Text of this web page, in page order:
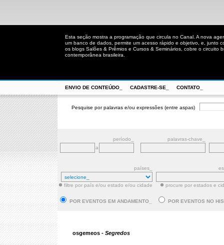
Esta seção mostra a programação que circula no Canal. A nova
um banco de dados, permite um acesso rápido e objetivo, e, junto
os blogs Salões & Prêmios e Cursos & Seminários, cobre o circuito
contemporânea brasileira.
ENVIO DE CONTEÚDO_ CADASTRE-SE_ CONTATO_
Pesquise por palavras e/ou expressões (entre aspas)
período_
palavras-chave_
a
países_
filtre por país e/ou estado e/ou cidade procure por estados e
POR EVENTOS EM ANDAMENTO_ POR EVENTOS NO
osgemeos - Segredos